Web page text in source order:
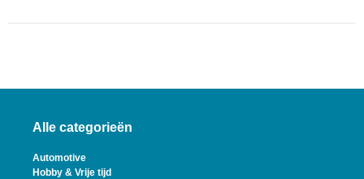
Alle categorieën
Automotive
Hobby & Vrije tijd